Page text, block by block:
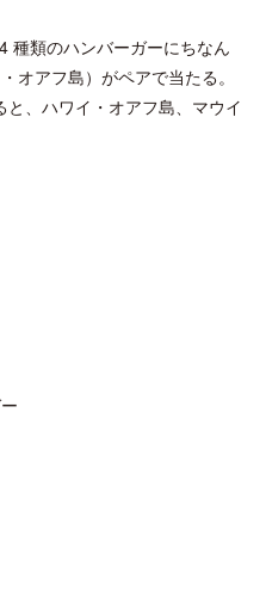
種類のハンバーガーにちなん
オアフ島）がペアで当たる。
、ハワイ・オアフ島、マウイ
サンゼルス観光局、ウォルト・ディ
ーゆかりのスポット10選を紹介